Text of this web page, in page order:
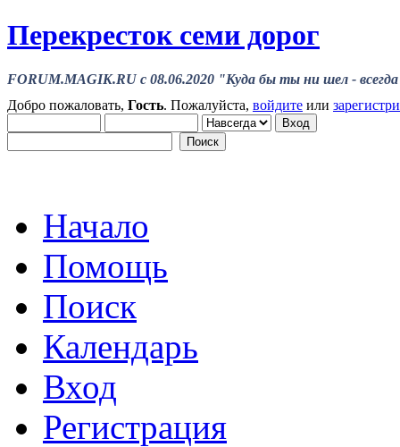
Перекресток семи дорог
FORUM.MAGIK.RU c 08.06.2020 "Куда бы ты ни шел - всегда
Добро пожаловать, Гость. Пожалуйста, войдите или
Начало
Помощь
Поиск
Календарь
Вход
Регистрация